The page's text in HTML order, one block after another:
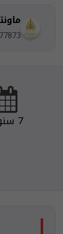
7 سنوات